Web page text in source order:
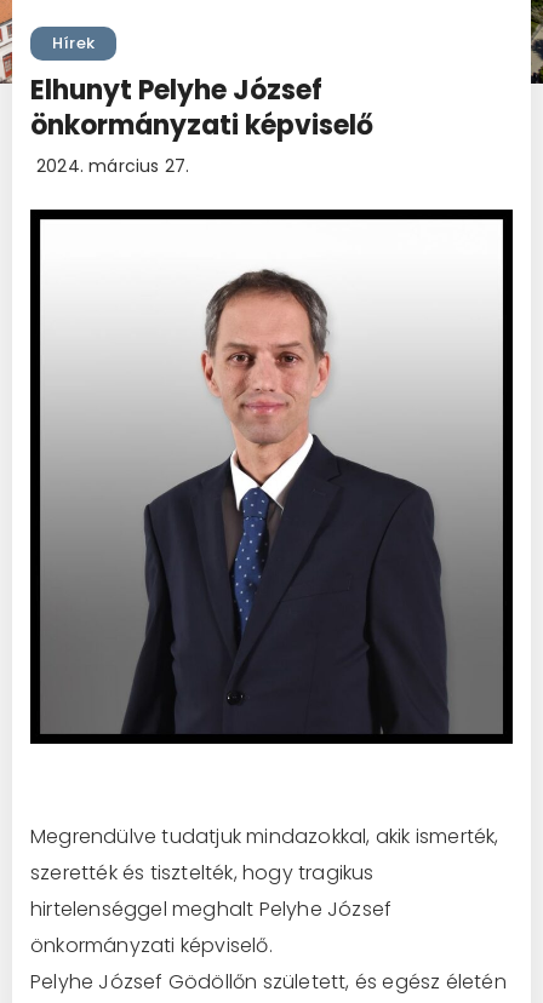
Hírek
Elhunyt Pelyhe József
önkormányzati képviselő
2024. március 27.
Megrendülve tudatjuk mindazokkal, akik ismerték,
szerették és tisztelték, hogy tragikus
hirtelenséggel meghalt Pelyhe József
önkormányzati képviselő.
Pelyhe József Gödöllőn született, és egész életén